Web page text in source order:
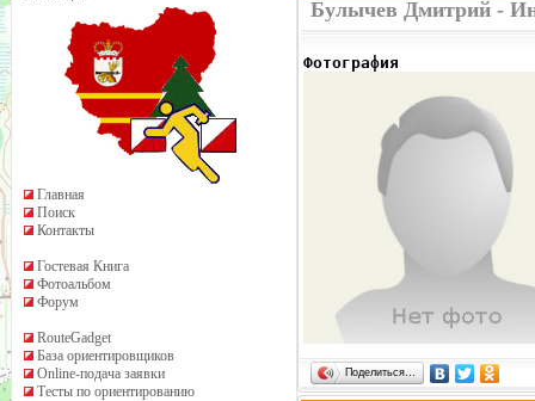
Главная
Поиск
Контакты
Гостевая Книга
Фотоальбом
Форум
RouteGadget
База ориентировщиков
Online-подача заявки
Тесты по ориентированию
Булычев Дмитрий -
Фотография
Поделиться…